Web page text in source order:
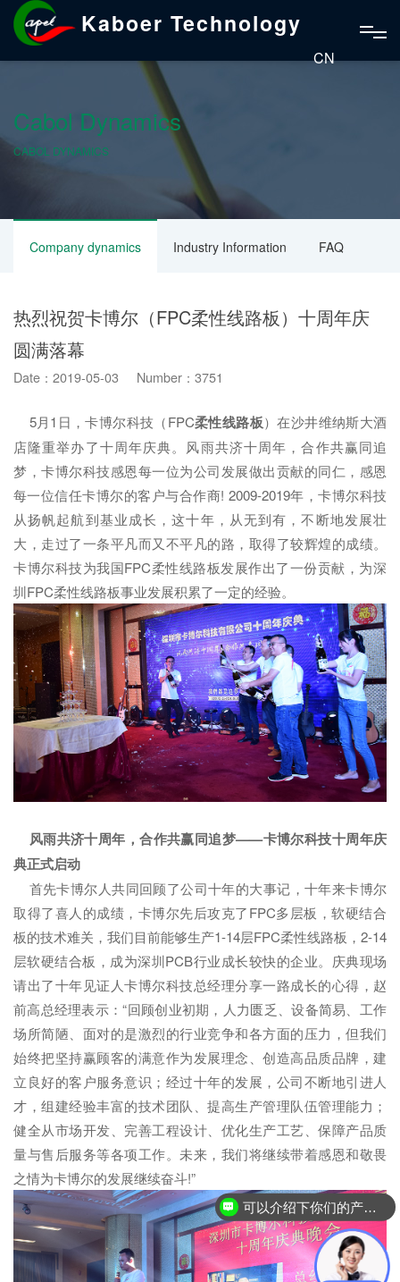
Kaboer Technology
CN
Cabol Dynamics
CABOL DYNAMICS
Company dynamics Industry Information FAQ
热烈祝贺卡博尔（FPC柔性线路板）十周年庆
圆满落幕
Date：2019-05-03 Number：3751
5月1日，卡博尔科技（FPC柔性线路板）在沙井维纳斯大酒
店隆重举办了十周年庆典。风雨共济十周年，合作共赢同追
梦，卡博尔科技感恩每一位为公司发展做出贡献的同仁，感恩
每一位信任卡博尔的客户与合作商! 2009-2019年，卡博尔科技
从扬帆起航到基业成长，这十年，从无到有，不断地发展壮
大，走过了一条平凡而又不平凡的路，取得了较辉煌的成绩。
卡博尔科技为我国FPC柔性线路板发展作出了一份贡献，为深
圳FPC柔性线路板事业发展积累了一定的经验。
风雨共济十周年，合作共赢同追梦——卡博尔科技十周年庆
典正式启动
首先卡博尔人共同回顾了公司十年的大事记，十年来卡博尔
取得了喜人的成绩，卡博尔先后攻克了FPC多层板，软硬结合
板的技术难关，我们目前能够生产1-14层FPC柔性线路板，2-14
层软硬结合板，成为深圳PCB行业成长较快的企业。庆典现场
请出了十年见证人卡博尔科技总经理分享一路成长的心得，赵
前高总经理表示：“回顾创业初期，人力匮乏、设备简易、工作
场所简陋、面对的是激烈的行业竞争和各方面的压力，但我们
始终把坚持赢顾客的满意作为发展理念、创造高品质品牌，建
立良好的客户服务意识；经过十年的发展，公司不断地引进人
才，组建经验丰富的技术团队、提高生产管理队伍管理能力；
健全从市场开发、完善工程设计、优化生产工艺、保障产品质
量与售后服务等各项工作。未来，我们将继续带着感恩和敬畏
之情为卡博尔的发展继续奋斗!”
可以介绍下你们的产品么？